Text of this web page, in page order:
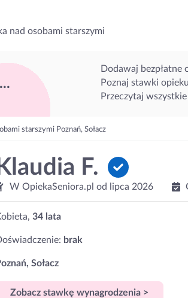
nad osobami starszymi
Dodawaj bezpłatne
Poznaj stawki
Przeczytaj
starszymi Poznań, Sołacz
Klaudia F.
W OpiekaSeniora.pl od lipca 2026
34 lata
brak
Sołacz
Zobacz stawkę wynagrodzenia >